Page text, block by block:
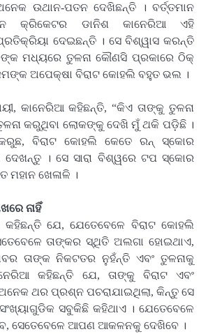
ଉଥାନ-ପତନ ଦେଖିଛନ୍ତି । ବର୍ତ୍ତମାନ
କ୍ରିକେଟର ଡାନିଶ କାନେରିଆ ଏହି
ଦେଇଛନ୍ତି । ସେ ବିଶ୍ୱାସ କରନ୍ତି
ମଧ୍ୟରେ ତୁଳନା କୌଣସି ପ୍ରକାରେ ଠିକ୍
ଅପେକ୍ଷା ବିରାଟ କୋହଲି ବହୁତ ଭଲ ।
କାନେରିଆ କହିଛନ୍ତି, “କିଏ ତାଙ୍କୁ ତୁଳନା
କରୁଥିବା ଲୋକଙ୍କୁ ଦେଖି ମୁଁ ଥକି ପଡ଼ିଛି ।
ବିରାଟ କୋହଲି କେତେ ରନ୍ ସ୍କୋର
ଦେଖନ୍ତୁ । ସେ ସାରା ବିଶ୍ୱରେ ଟପ ସ୍କୋର
ମହାନ ଖେଳାଳି ।
ନାହିଁ
କହିଛନ୍ତି ଯେ, ଯେତେବେଳେ ବିରାଟ କୋହଲି
ତାଙ୍କର ସ୍ଥିତି ଅଲଗା ହୋଇଥାଏ,
ତାଙ୍କ ନିକଟତର ନୁହଁନ୍ତି ଏବଂ ତୁଳନାକୁ
କହିଛନ୍ତି ଯେ, ତାଙ୍କୁ ବିରାଟ ଏବଂ
ଥର ପ୍ରଶ୍ନ ପଚରାଯାଇଥିଲା, କିନ୍ତୁ ସେ
ସବୁକିଛି କହିଥାଏ । ଯେତେବେଳେ
ସେତେବେଳେ ଆପଣ ଆକଳନକୁ ଦେଖିବେ ।